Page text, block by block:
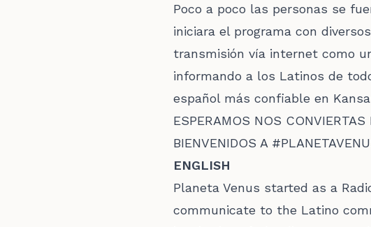
Poco a poco las personas se
iniciara el programa con
transmisión vía internet como
informando a los Latinos de
español más confiable en
ESPERAMOS NOS
BIENVENIDOS A
ENGLISH
Planeta Venus started as a
communicate to the Latino